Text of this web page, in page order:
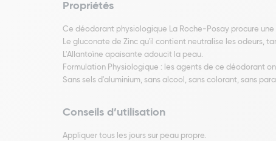
Propriétés
Ce déodorant physiologique La Roche-Posay procure
Le gluconate de Zinc qu'il contient neutralise les odeurs,
L'Allantoïne apaisante adoucit la peau.
Formulation Physiologique : les agents de ce déodorant
Sans sels d'aluminium, sans alcool, sans colorant, sans
Conseils d’utilisation
Appliquer tous les jours sur peau propre.